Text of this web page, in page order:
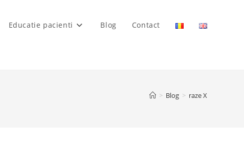
Educatie pacienti Blog Contact
> Blog > raze X